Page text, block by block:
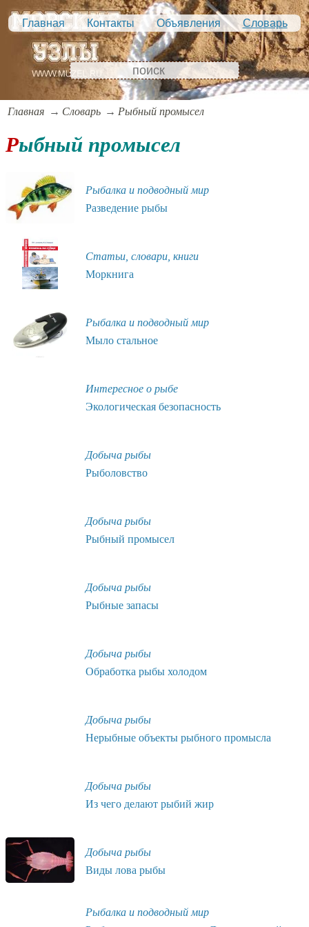
Главная Контакты Объявления Словарь
Главная Словарь Рыбный промысел
Рыбный промысел
Рыбалка и подводный мир
Разведение рыбы
Статьи, словари, книги
Моркнига
Рыбалка и подводный мир
Мыло стальное
Интересное о рыбе
Экологическая безопасность
Добыча рыбы
Рыболовство
Добыча рыбы
Рыбный промысел
Добыча рыбы
Рыбные запасы
Добыча рыбы
Обработка рыбы холодом
Добыча рыбы
Нерыбные объекты рыбного промысла
Добыча рыбы
Из чего делают рыбий жир
Добыча рыбы
Виды лова рыбы
Рыбалка и подводный мир